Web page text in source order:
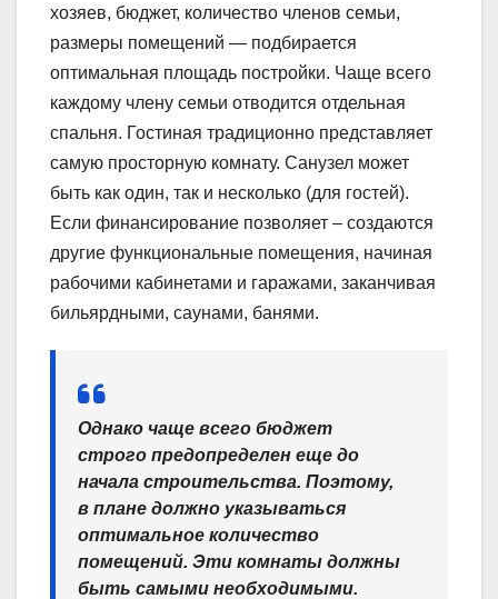
хозяев, бюджет, количество членов семьи,
размеры помещений — подбирается
оптимальная площадь постройки. Чаще всего
каждому члену семьи отводится отдельная
спальня. Гостиная традиционно представляет
самую просторную комнату. Санузел может
быть как один, так и несколько (для гостей).
Если финансирование позволяет – создаются
другие функциональные помещения, начиная
рабочими кабинетами и гаражами, заканчивая
бильярдными, саунами, банями.
Однако чаще всего бюджет
строго предопределен еще до
начала строительства. Поэтому,
в плане должно указываться
оптимальное количество
помещений. Эти комнаты должны
быть самыми необходимыми.